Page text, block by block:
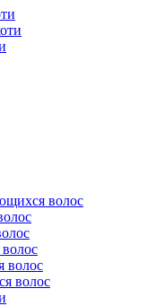
волос
волос
волос